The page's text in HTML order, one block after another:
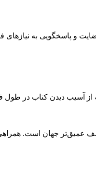
و پاسخگویی به نیازهای
از آسیب دیدن کتاب در طول
عمیق‌تر جهان است.